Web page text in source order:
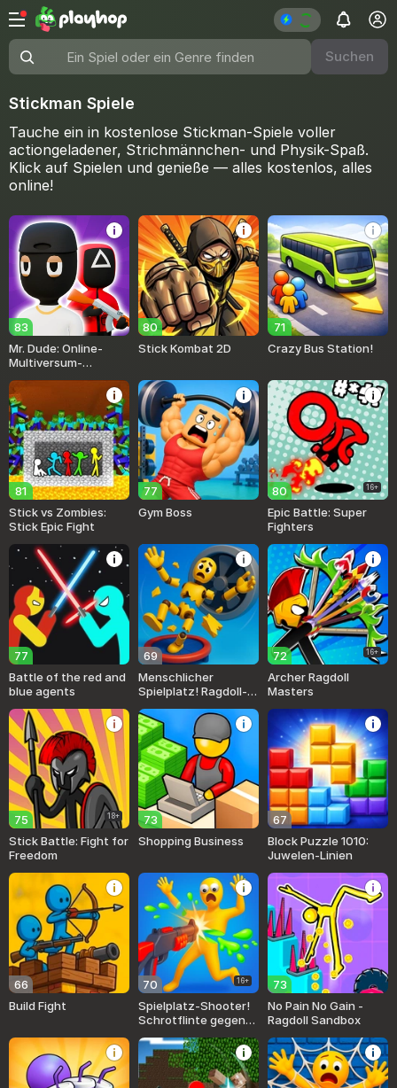
Ein Spiel oder ein Genre finden Suchen
Stickman Spiele
Tauche ein in kostenlose Stickman-Spiele voller
actiongeladener, Strichmännchen- und Physik-Spaß.
Klick auf Spielen und genieße — alles kostenlos, alles
online!
83
Mr. Dude: Online-
Multiversum-
80
Stick Kombat 2D
71
Crazy Bus Station!
81
Stick vs Zombies:
Stick Epic Fight
77
Gym Boss
80 16+
Epic Battle: Super
Fighters
77
Battle of the red and
blue agents
69
Menschlicher
Spielplatz! Ragdoll-
72 16+
Archer Ragdoll
Masters
75 18+
Stick Battle: Fight for
Freedom
73
Shopping Business
67
Block Puzzle 1010:
Juwelen-Linien
66
Build Fight
70 16+
Spielplatz-Shooter!
Schrotflinte gegen
73
No Pain No Gain -
Ragdoll Sandbox